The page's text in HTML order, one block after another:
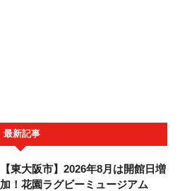
最新記事
【東大阪市】2026年8月は開館日増
加！花園ラグビーミュージアム